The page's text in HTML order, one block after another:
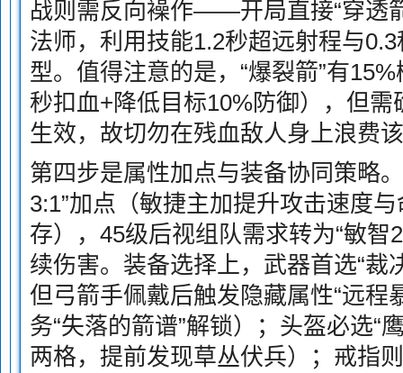
战则需反向襙作——开局直接“穿透
法师，利用技能1.2秒超远射程与
型。值得注意的是，“爆裂箭”有
秒扣血+降低目标10%防御），但
生效，故切勿在残血敌人身上浪费
第四步是属性加点与装备协同策略
3:1”加点（敏捷主加提升攻击速度
存），45级后视组队需求转为“敏智
续伤害。装备选择上，武器首选“裁
但弓箭手佩戴后触发隐藏属性“远程
务“失落的箭谱”解锁）；头盔必选“
两格，提前发现草丛伏兵）；戒指